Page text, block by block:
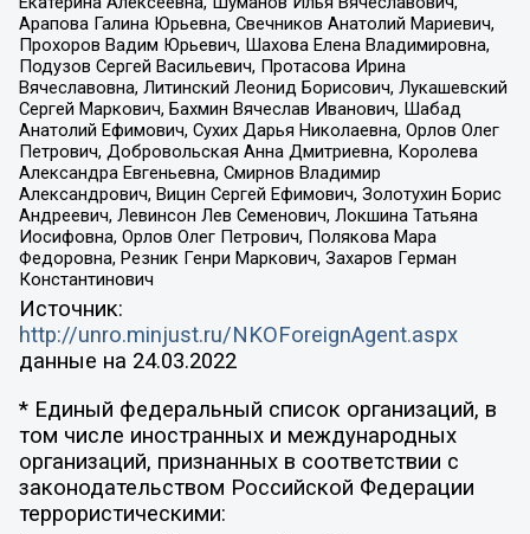
Арапова Галина Юрьевна, Свечников Анатолий Мариевич,
Прохоров Вадим Юрьевич, Шахова Елена Владимировна,
Подузов Сергей Васильевич, Протасова Ирина
Вячеславовна, Литинский Леонид Борисович, Лукашевский
Сергей Маркович, Бахмин Вячеслав Иванович, Шабад
Анатолий Ефимович, Сухих Дарья Николаевна, Орлов Олег
Петрович, Добровольская Анна Дмитриевна, Королева
Александра Евгеньевна, Смирнов Владимир
Александрович, Вицин Сергей Ефимович, Золотухин Борис
Андреевич, Левинсон Лев Семенович, Локшина Татьяна
Иосифовна, Орлов Олег Петрович, Полякова Мара
Федоровна, Резник Генри Маркович, Захаров Герман
Константинович
Источник:
http://unro.minjust.ru/NKOForeignAgent.aspx
данные на 24.03.2022
* Единый федеральный список организаций, в
том числе иностранных и международных
организаций, признанных в соответствии с
законодательством Российской Федерации
террористическими: